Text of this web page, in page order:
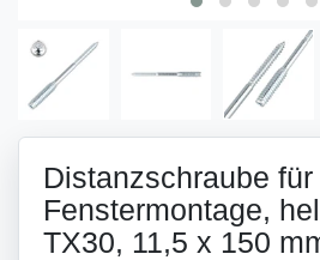
Distanzschraube für
Fenstermontage,
TX30, 11,5 x 150